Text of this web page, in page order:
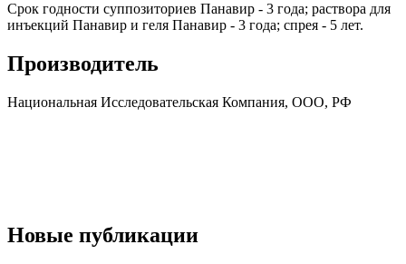
Срок годности суппозиториев Панавир - 3 года; раствора для
инъекций Панавир и геля Панавир - 3 года; спрея - 5 лет.
Производитель
Национальная Исследовательская Компания, ООО, РФ
Новые публикации